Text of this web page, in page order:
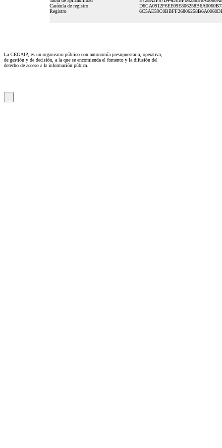
Carátula de registro
Registro
La CEGAIP, es un organismo público con autonomía presupuestaria, operativa,
de gestión y de decisión, a la que se encomienda el fomento y la difusión del
derecho de acceso a la información púbica.